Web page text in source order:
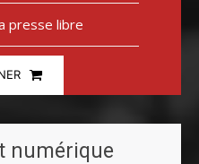
presse libre
numérique